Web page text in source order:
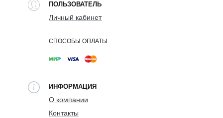
ПОЛЬЗОВАТЕЛЬ
Личный кабинет
СПОСОБЫ ОПЛАТЫ
ИНФОРМАЦИЯ
О компании
Контакты